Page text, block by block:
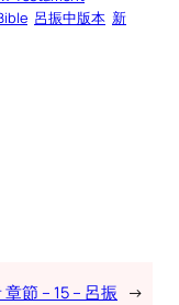
呂振中版本 新
節 – 15 – 呂振 →